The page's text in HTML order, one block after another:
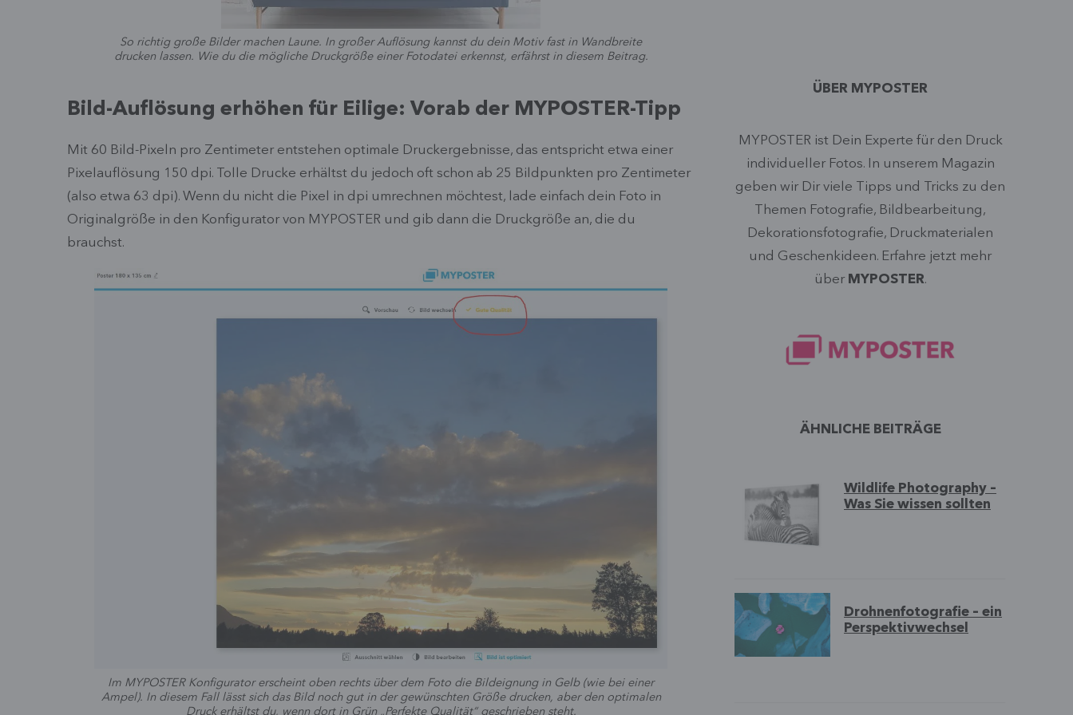
So richtig große Bilder machen Laune. In großer Auflösung kannst du dein Motiv fast in Wandbreite
drucken lassen. Wie du die mögliche Druckgröße einer Fotodatei erkennst, erfährst in diesem Beitrag.
Bild-Auflösung erhöhen für Eilige: Vorab der MYPOSTER-Tipp
Mit 60 Bild-Pixeln pro Zentimeter entstehen optimale Druckergebnisse, das entspricht etwa einer
Pixelauflösung 150 dpi. Tolle Drucke erhältst du jedoch oft schon ab 25 Bildpunkten pro Zentimeter
(also etwa 63 dpi). Wenn du nicht die Pixel in dpi umrechnen möchtest, lade einfach dein Foto in
Originalgröße in den Konfigurator von MYPOSTER und gib dann die Druckgröße an, die du
brauchst.
Im MYPOSTER Konfigurator erscheint oben rechts über dem Foto die Bildeignung in Gelb (wie bei einer
Ampel). In diesem Fall lässt sich das Bild noch gut in der gewünschten Größe drucken, aber den optimalen
Druck erhältst du, wenn dort in Grün „Perfekte Qualität“ geschrieben steht.
ÜBER MYPOSTER
MYPOSTER ist Dein Experte für den Druck
individueller Fotos. In unserem Magazin
geben wir Dir viele Tipps und Tricks zu den
Themen Fotografie, Bildbearbeitung,
Dekorationsfotografie, Druckmaterialen
und Geschenkideen. Erfahre jetzt mehr
über MYPOSTER.
ÄHNLICHE BEITRÄGE
Wildlife Photography –
Was Sie wissen sollten
Drohnenfotografie – ein
Perspektivwechsel